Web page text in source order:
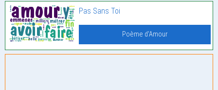
Pas Sans Toi
Poème d'Amour